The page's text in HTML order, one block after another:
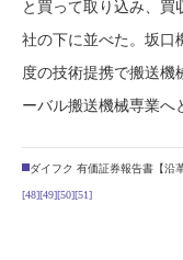
と買って取り込み、買
社の下に並べた。坂口
度の技術提携で搬送機
ーバル搬送機械専業へ
ダイフク 有価証券報告書【沿革
[48][49][50][51]